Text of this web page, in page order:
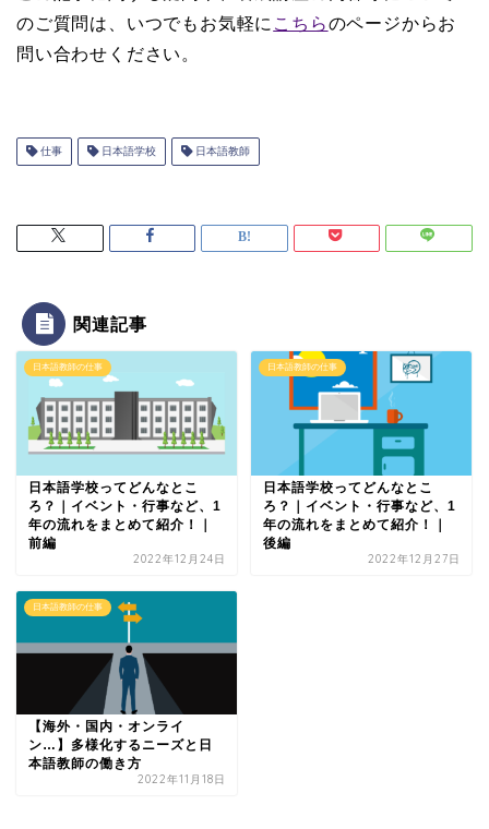
のご質問は、いつでもお気軽に こちらのページからお
問い合わせください。
仕事 日本語学校 日本語教師
関連記事
日本語教師の仕事
日本語学校ってどんなとこ
ろ？｜イベント・行事など、1
年の流れをまとめて紹介！｜
前編
2022年12月24日
日本語教師の仕事
日本語学校ってどんなとこ
ろ？｜イベント・行事など、1
年の流れをまとめて紹介！｜
後編
2022年12月27日
日本語教師の仕事
【海外・国内・オンライ
ン…】多様化するニーズと日
本語教師の働き方
2022年11月18日